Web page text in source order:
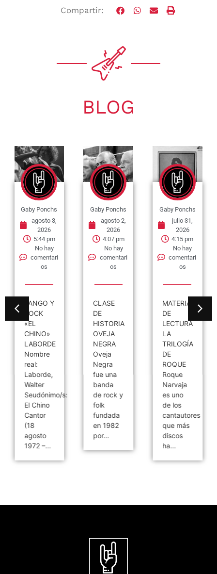
Compartir:
BLOG
Gaby Ponchs
agosto 3,
2026
5:44 pm
No hay
comentari
os
TANGO Y
ROCK
«EL
CHINO»
LABORDE
Nombre
real:
Laborde,
Walter
Seudónimo/s:
El Chino
Cantor
(18
agosto
1972 –...
Gaby Ponchs
agosto 2,
2026
4:07 pm
No hay
comentari
os
CLASE
DE
HISTORIA
OVEJA
NEGRA
Oveja
Negra
fue una
banda
de rock y
folk
fundada
en 1982
por...
Gaby Ponchs
julio 31,
2026
4:15 pm
No hay
comentari
os
MATERIAL
DE
LECTURA
LA
TRILOGÍA
DE
ROQUE
Roque
Narvaja
es uno
de los
cantautores
que más
discos
ha...